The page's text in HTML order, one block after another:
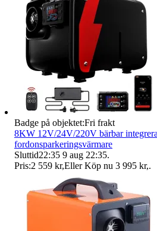
Badge på objektet:Fri frakt
8KW 12V/24V/220V bärbar
fordonsparkeringsvärmare
Sluttid22:35 9 aug 22:35.
Pris:2 559 kr,Eller Köp nu 3 995 kr,.